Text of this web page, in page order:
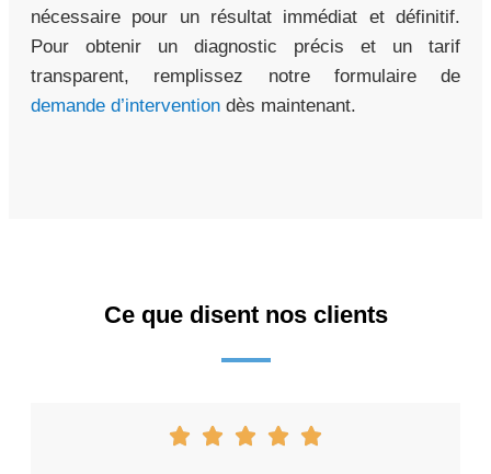
nécessaire pour un résultat immédiat et définitif.
Pour obtenir un diagnostic précis et un tarif
transparent, remplissez notre formulaire de
demande d’intervention dès maintenant.
Ce que disent nos clients